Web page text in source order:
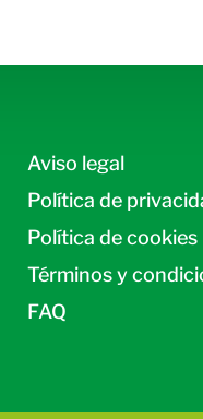
Aviso legal
Política de
Política de cookies
Términos y
FAQ